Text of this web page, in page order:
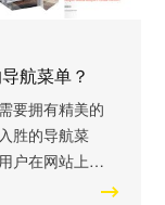
航菜单？
要拥有精美的
胜的导航菜
户在网站上的
设计一个引人